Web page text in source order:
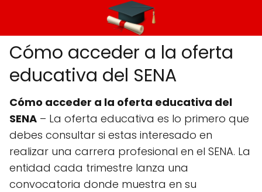
Cómo acceder a la oferta
educativa del SENA
Cómo acceder a la oferta educativa del
SENA – La oferta educativa es lo primero que
debes consultar si estas interesado en
realizar una carrera profesional en el SENA. La
entidad cada trimestre lanza una
convocatoria donde muestra en su